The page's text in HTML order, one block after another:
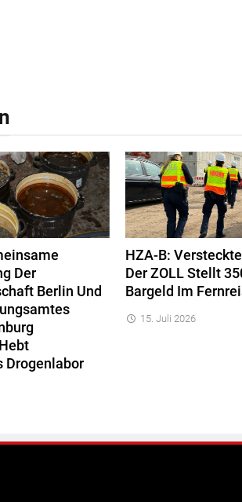
Der
Berlin Und
Drogenlabor
HZA-B:
Der ZOLL Stellt
Bargeld Im
15. Juli 2026